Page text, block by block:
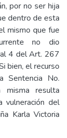
por no ser hija
dentro de esta
mismo que fue
no dio
4 del Art. 267
bien, el recurso
Sentencia No.
resulta
vulneración del
Karla Victoria